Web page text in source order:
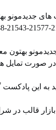
جدیدمونو
بهتون
به این
قالب در